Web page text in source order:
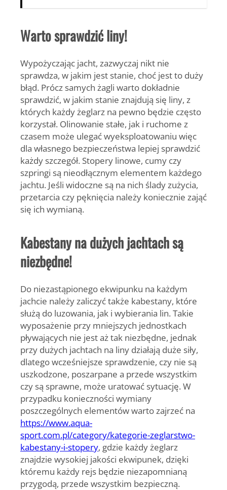
Warto sprawdzić liny!
Wypożyczając jacht, zazwyczaj nikt nie
sprawdza, w jakim jest stanie, choć jest to duży
błąd. Prócz samych żagli warto dokładnie
sprawdzić, w jakim stanie znajdują się liny, z
których każdy żeglarz na pewno będzie często
korzystał. Olinowanie stałe, jak i ruchome z
czasem może ulegać wyeksploatowaniu więc
dla własnego bezpieczeństwa lepiej sprawdzić
każdy szczegół. Stopery linowe, cumy czy
szpringi są nieodłącznym elementem każdego
jachtu. Jeśli widoczne są na nich ślady zużycia,
przetarcia czy pęknięcia należy koniecznie zająć
się ich wymianą.
Kabestany na dużych jachtach są
niezbędne!
Do niezastąpionego ekwipunku na każdym
jachcie należy zaliczyć także kabestany, które
służą do luzowania, jak i wybierania lin. Takie
wyposażenie przy mniejszych jednostkach
pływających nie jest aż tak niezbędne, jednak
przy dużych jachtach na liny działają duże siły,
dlatego wcześniejsze sprawdzenie, czy nie są
uszkodzone, poszarpane a przede wszystkim
czy są sprawne, może uratować sytuację. W
przypadku konieczności wymiany
poszczególnych elementów warto zajrzeć na
https://www.aqua-
sport.com.pl/category/kategorie-zeglarstwo-
kabestany-i-stopery, gdzie każdy żeglarz
znajdzie wysokiej jakości ekwipunek, dzięki
któremu każdy rejs będzie niezapomnianą
przygodą, przede wszystkim bezpieczną.